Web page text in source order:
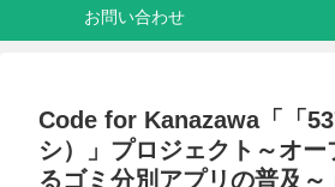
お問い合わせ
Code for Kanazawa「「
シ）」プロジェクト～オー
るゴミ分別アプリの普及～